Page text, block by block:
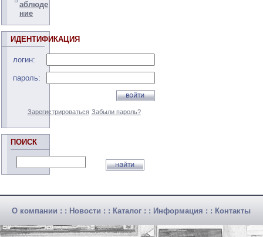
аблюде
ние
ИДЕНТИФИКАЦИЯ
логин:
пароль:
Зарегистрироваться Забыли пароль?
ПОИСК
О компании : : Новости : : Каталог : : Информация : : Контакты